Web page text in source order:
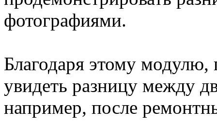
фотографиями.
Благодаря этому модулю,
увидеть разницу между
например, после